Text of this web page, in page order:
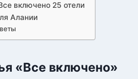
включено 25 отели
Алании
«Все включено»